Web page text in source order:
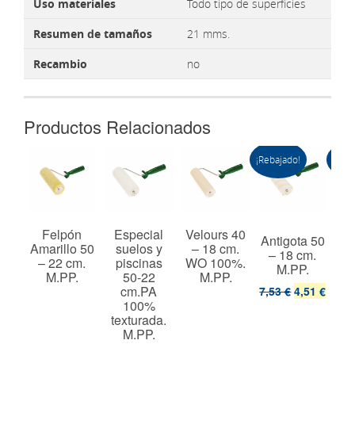
Uso materiales
Todo tipo de superficies
Resumen de tamaños
21 mms.
Recambio
no
Productos Relacionados
Felpón
Amarillo 50
– 22 cm.
M.PP.
Especial
suelos y
piscinas
50-22
cm.PA
100%
texturada.
M.PP.
Velours 40
– 18 cm.
WO 100%.
M.PP.
¡Rebajado!
Antigota 50
– 18 cm.
M.PP.
7,53 € 4,51 €